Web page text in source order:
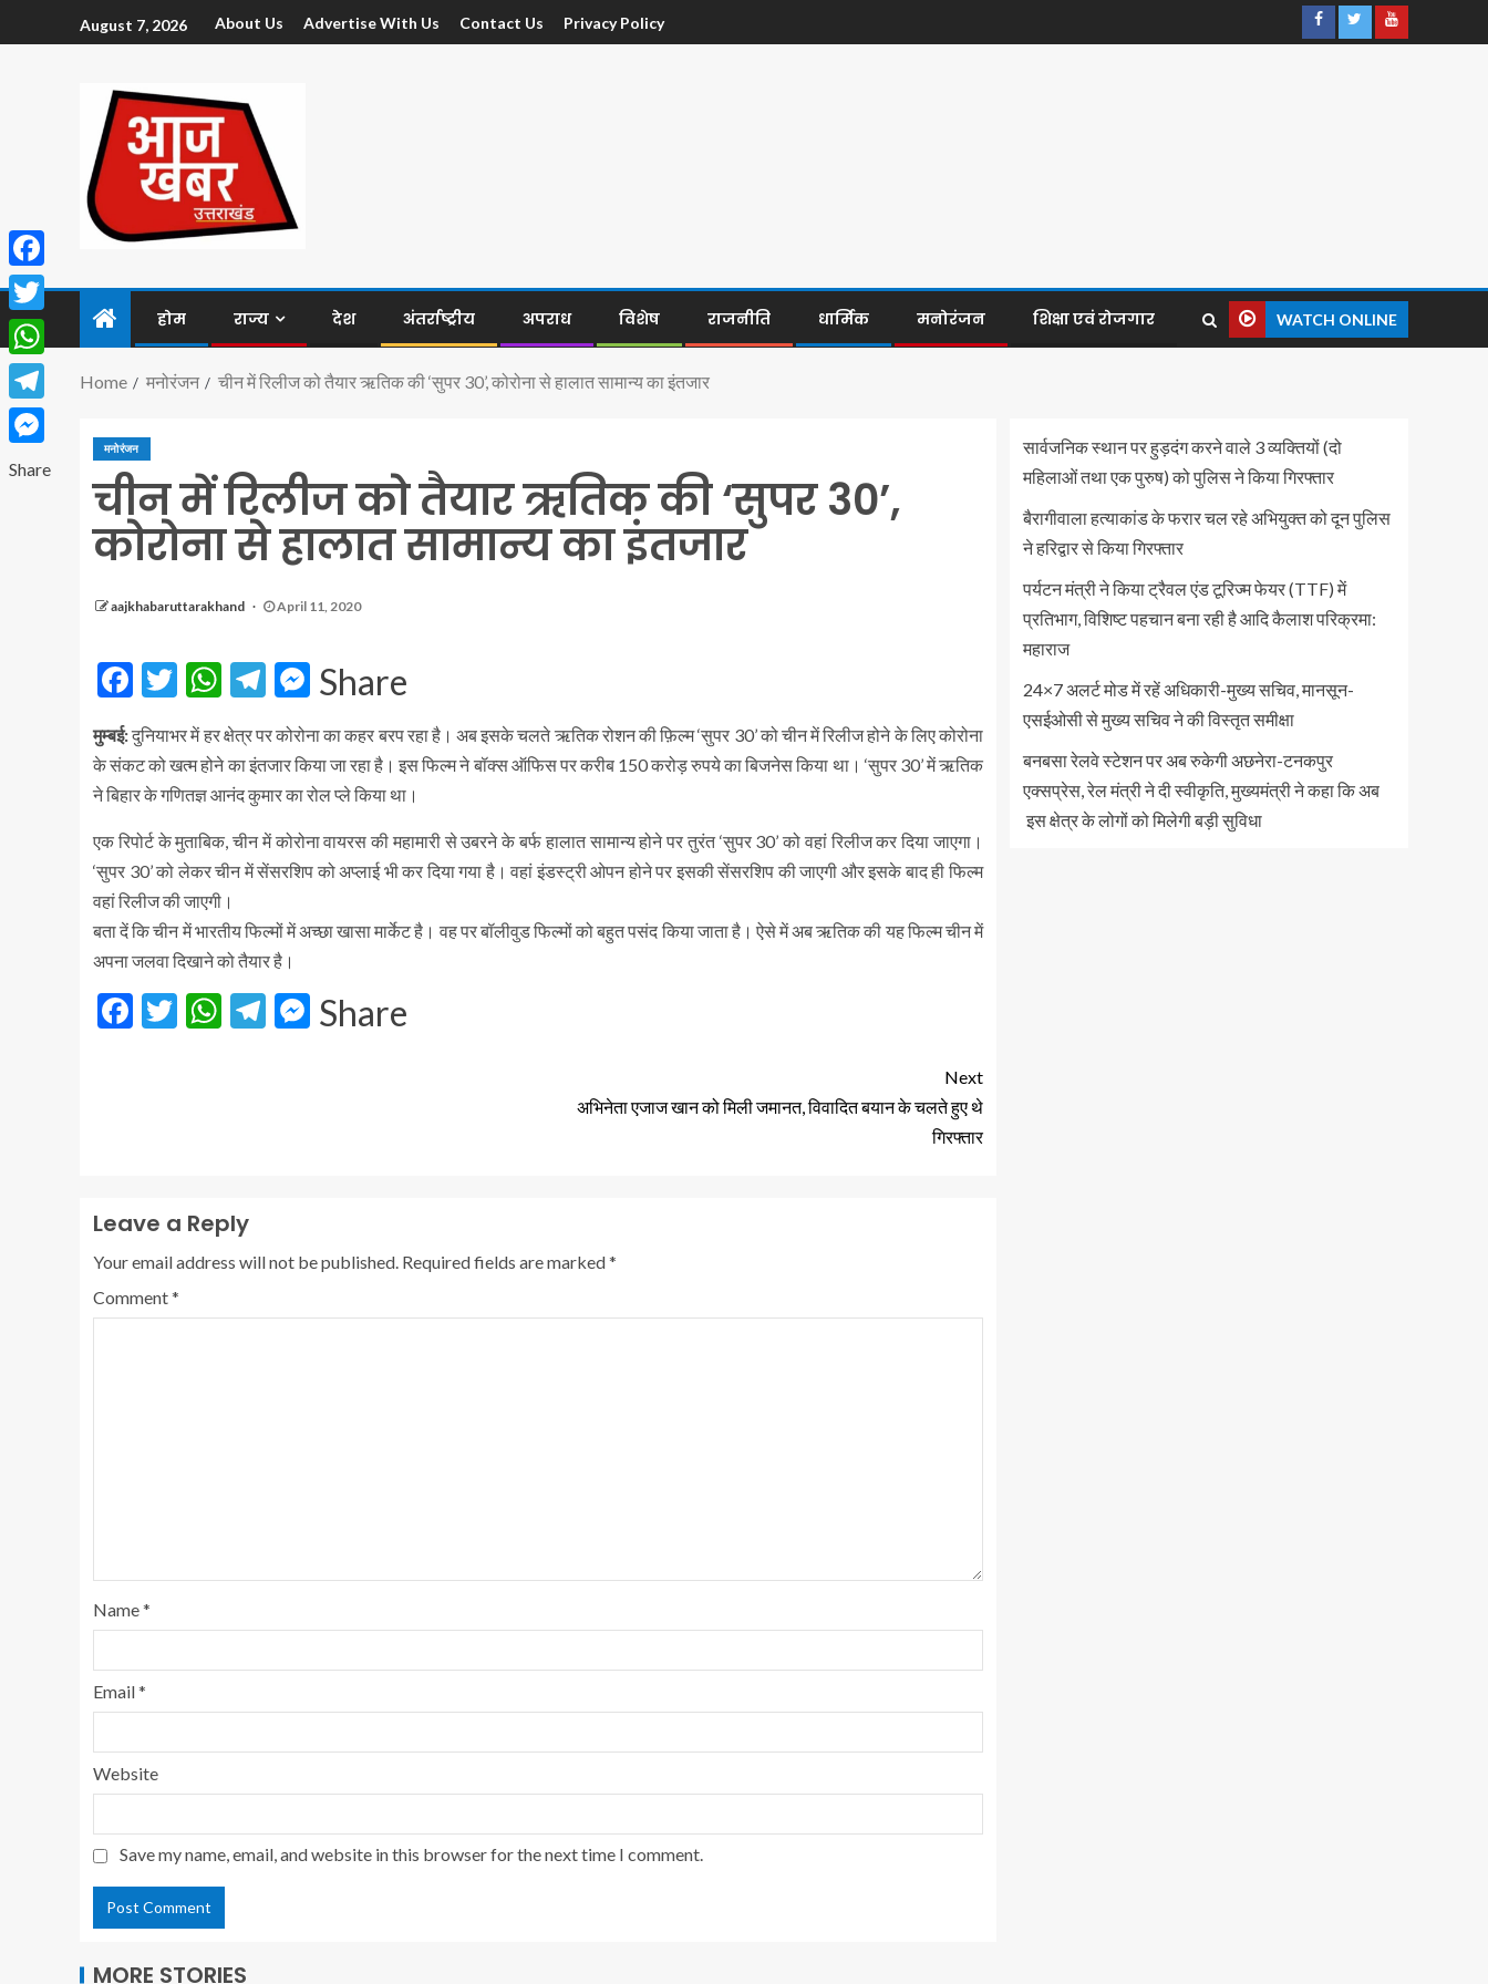
August 7, 2026 About Us Advertise With Us Contact Us Privacy Policy
होम राज्य देश अंतर्राष्ट्रीय अपराध विशेष राजनीति धार्मिक मनोरंजन शिक्षा एवं रोजगार WATCH ONLINE
Home मनोरंजन चीन में रिलीज को तैयार ऋतिक की ‘सुपर 30’, कोरोना से हालात सामान्य का इंतजार
मनोरंजन
चीन में रिलीज को तैयार ऋतिक की ‘सुपर 30’,
कोरोना से हालात सामान्य का इंतजार
aajkhabaruttarakhand April 11, 2020
Facebook
Twitter
WhatsApp
Telegram
Messenger
Share
मुम्बई:दुनियाभर में हर क्षेत्र पर कोरोना का कहर बरप रहा है। अब इसके चलते ऋतिक रोशन की फ़िल्म ‘सुपर 30’ को चीन में रिलीज होने के लिए कोरोना
के संकट को खत्म होने का इंतजार किया जा रहा है। इस फिल्म ने बॉक्स ऑफिस पर करीब 150 करोड़ रुपये का बिजनेस किया था। ‘सुपर 30’ में ऋतिक
ने बिहार के गणितज्ञ आनंद कुमार का रोल प्ले किया था।
एक रिपोर्ट के मुताबिक, चीन में कोरोना वायरस की महामारी से उबरने के बर्फ हालात सामान्य होने पर तुरंत ‘सुपर 30’ को वहां रिलीज कर दिया जाएगा।
‘सुपर 30’ को लेकर चीन में सेंसरशिप को अप्लाई भी कर दिया गया है। वहां इंडस्ट्री ओपन होने पर इसकी सेंसरशिप की जाएगी और इसके बाद ही फिल्म
वहां रिलीज की जाएगी।
बता दें कि चीन में भारतीय फिल्मों में अच्छा खासा मार्केट है। वह पर बॉलीवुड फिल्मों को बहुत पसंद किया जाता है। ऐसे में अब ऋतिक की यह फिल्म चीन में
अपना जलवा दिखाने को तैयार है।
Facebook
Twitter
WhatsApp
Telegram
Messenger
Share
Next
अभिनेता एजाज खान को मिली जमानत, विवादित बयान के चलते हुए थे
गिरफ्तार
Leave a Reply
Your email address will not be published. Required fields are marked*
Comment*
Name*
Email*
Website
Save my name, email, and website in this browser for the next time I comment.
MORE STORIES
सार्वजनिक स्थान पर हुड़दंग करने वाले 3 व्यक्तियों (दो
महिलाओं तथा एक पुरुष) को पुलिस ने किया गिरफ्तार
बैरागीवाला हत्याकांड के फरार चल रहे अभियुक्त को दून पुलिस
ने हरिद्वार से किया गिरफ्तार
पर्यटन मंत्री ने किया ट्रैवल एंड टूरिज्म फेयर (TTF) में
प्रतिभाग, विशिष्ट पहचान बना रही है आदि कैलाश परिक्रमा:
महाराज
24×7 अलर्ट मोड में रहें अधिकारी-मुख्य सचिव, मानसून-
एसईओसी से मुख्य सचिव ने की विस्तृत समीक्षा
बनबसा रेलवे स्टेशन पर अब रुकेगी अछनेरा-टनकपुर
एक्सप्रेस, रेल मंत्री ने दी स्वीकृति, मुख्यमंत्री ने कहा कि अब
इस क्षेत्र के लोगों को मिलेगी बड़ी सुविधा
Facebook
Twitter
WhatsApp
Telegram
Messenger
Share